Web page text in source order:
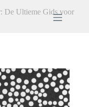
De Ultieme Gids voor